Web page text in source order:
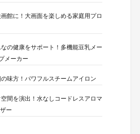
館に！大画面を楽しめる家庭用プロ
の健康をサポート！多機能豆乳メー
メーカー
味方！パワフルスチームアイロン
間を演出！水なしコードレスアロマ
ー